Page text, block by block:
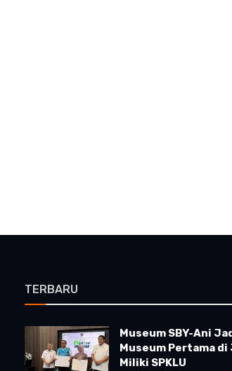
TERBARU
Museum SBY-Ani
Museum Pertama
Miliki SPKLU